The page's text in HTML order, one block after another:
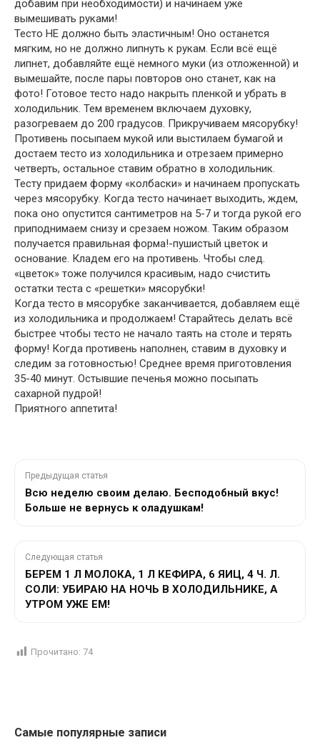
добавим при необходимости) и начинаем уже
вымешивать руками!
Тесто НЕ должно быть эластичным! Оно останется
мягким, но не должно липнуть к рукам. Если всё ещё
липнет, добавляйте ещё немного муки (из отложенной) и
вымешайте, после пары повторов оно станет, как на
фото! Готовое тесто надо накрыть пленкой и убрать в
холодильник. Тем временем включаем духовку,
разогреваем до 200 градусов. Прикручиваем мясорубку!
Противень посыпаем мукой или выстилаем бумагой и
достаем тесто из холодильника и отрезаем примерно
четверть, остальное ставим обратно в холодильник.
Тесту придаем форму «колбаски» и начинаем пропускать
через мясорубку. Когда тесто начинает выходить, ждем,
пока оно опустится сантиметров на 5-7 и тогда рукой его
приподнимаем снизу и срезаем ножом. Таким образом
получается правильная форма!-пушистый цветок и
основание. Кладем его на противень. Чтобы след.
«цветок» тоже получился красивым, надо счистить
остатки теста с «решетки» мясорубки!
Когда тесто в мясорубке заканчивается, добавляем ещё
из холодильника и продолжаем! Старайтесь делать всё
быстрее чтобы тесто не начало таять на столе и терять
форму! Когда противень наполнен, ставим в духовку и
следим за готовностью! Среднее время приготовления
35-40 минут. Остывшие печенья можно посыпать
сахарной пудрой!
Приятного аппетита!
Предыдущая статья
Всю неделю своим делаю. Бесподобный вкус!
Больше не вернусь к оладушкам!
Следующая статья
БЕРЕМ 1 Л МОЛОКА, 1 Л КЕФИРА, 6 ЯИЦ, 4 Ч. Л.
СОЛИ: УБИРАЮ НА НОЧЬ В ХОЛОДИЛЬНИКЕ, А
УТРОМ УЖЕ ЕМ!
Прочитано: 74
Самые популярные записи